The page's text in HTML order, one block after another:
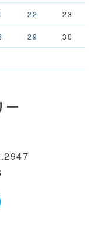
22 23
29 30
ー